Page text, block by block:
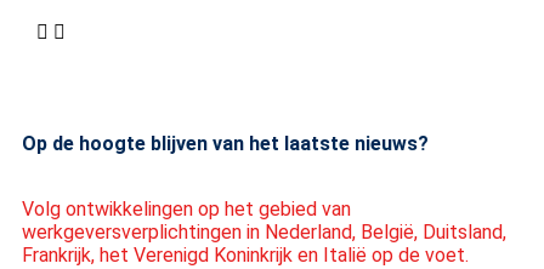
Op de hoogte blijven van het laatste nieuws?
Volg ontwikkelingen op het gebied van
werkgeversverplichtingen in Nederland, België, Duitsland,
Frankrijk, het Verenigd Koninkrijk en Italië op de voet.